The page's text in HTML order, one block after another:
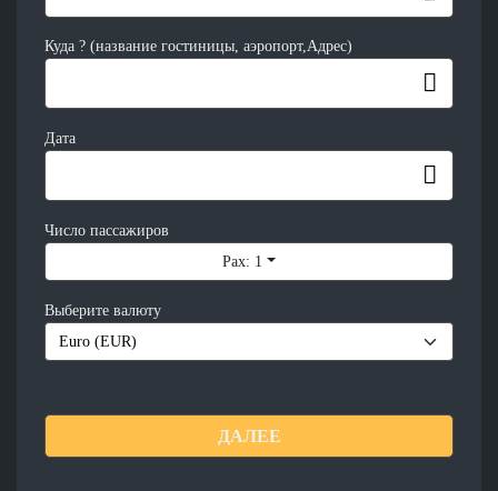
Куда ? (название гостиницы, аэропорт,Адрес)
Дата
Число пассажиров
Pax: 1
Выберите валюту
ДАЛЕЕ